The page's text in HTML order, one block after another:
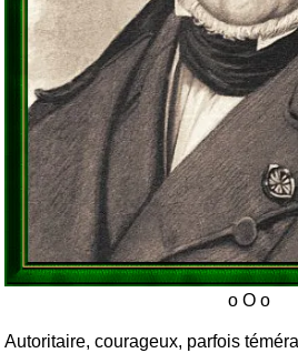
Autoritaire, courageux, parfois